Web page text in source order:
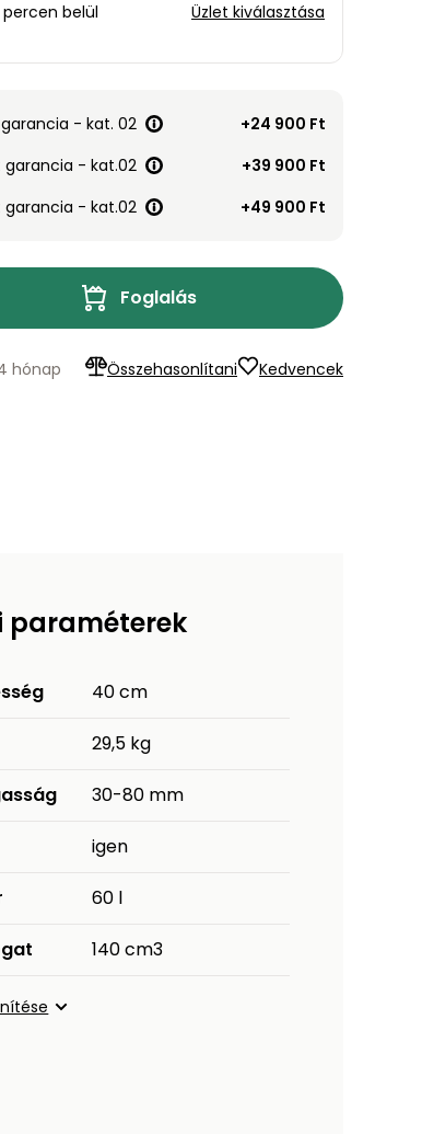
percen belül
Üzlet kiválasztása
- kat. 02
+24 900 Ft
garancia - kat.02
+39 900 Ft
garancia - kat.02
+49 900 Ft
Foglalás
Összehasonlítani Kedvencek
hónap
paraméterek
40 cm
29,5 kg
30-80 mm
igen
60 l
140 cm3